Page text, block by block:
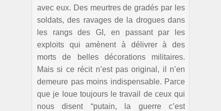
avec eux. Des meurtres de gradés par les
soldats, des ravages de la drogues dans
les rangs des GI, en passant par les
exploits qui amènent à délivrer à des
morts de belles décorations militaires.
Mais si ce récit n’est pas original, il n’en
demeure pas moins indispensable. Parce
que je loue toujours le travail de ceux qui
nous disent “putain, la guerre c’est